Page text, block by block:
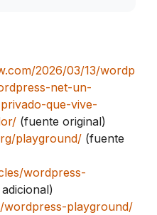
2026/03/13/wordp
net-un-
que-vive-
(fuente original)
playground/ (fuente
wordpress-
wordpress-playground/